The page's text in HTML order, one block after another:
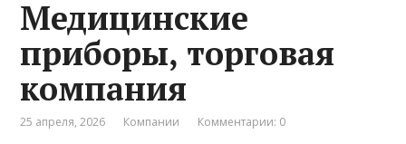
Медицинские
приборы, торговая
компания
25 апреля, 2026 Компании Комментарии: 0